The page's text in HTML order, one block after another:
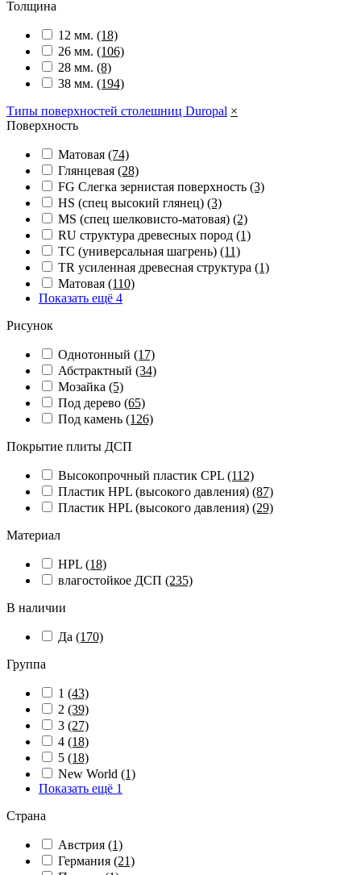
Толщина
12 мм. (18)
26 мм. (106)
28 мм. (8)
38 мм. (194)
Типы поверхностей столешниц Duropal ×
Поверхность
Матовая (74)
Глянцевая (28)
FG Слегка зернистая поверхность (3)
HS (спец высокий глянец) (3)
MS (спец шелковисто-матовая) (2)
RU структура древесных пород (1)
TC (универсальная шагрень) (11)
TR усиленная древесная структура (1)
Матовая (110)
Показать ещё 4
Рисунок
Однотонный (17)
Абстрактный (34)
Мозайка (5)
Под дерево (65)
Под камень (126)
Покрытие плиты ДСП
Высокопрочный пластик CPL (112)
Пластик HPL (высокого давления) (87)
Пластик HPL (высокого давления) (29)
Материал
HPL (18)
влагостойкое ДСП (235)
В наличии
Да (170)
Группа
1 (43)
2 (39)
3 (27)
4 (18)
5 (18)
New World (1)
Показать ещё 1
Страна
Австрия (1)
Германия (21)